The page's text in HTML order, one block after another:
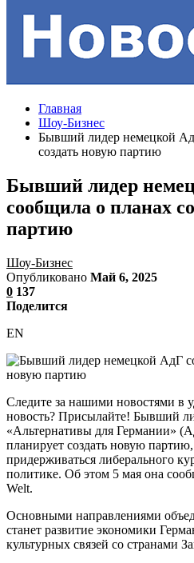
Главная
Шоу-Бизнес
Бывший лидер немецкой
создать новую партию
Бывший лидер
сообщила о планах
партию
Шоу-Бизнес
Опубликовано Май 6, 2025
0 137
Поделится
EN
Следите за нашими новостями в
новость? Присылайте! Бывший
«Альтернативы для Германии»
планирует создать новую партию,
придерживаться либерального
политике. Об этом 5 мая она
Welt.
Основными направлениями
станет развитие экономики
культурных связей со странами